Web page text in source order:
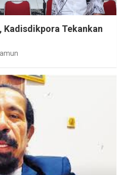
Kadisdikpora Tekankan